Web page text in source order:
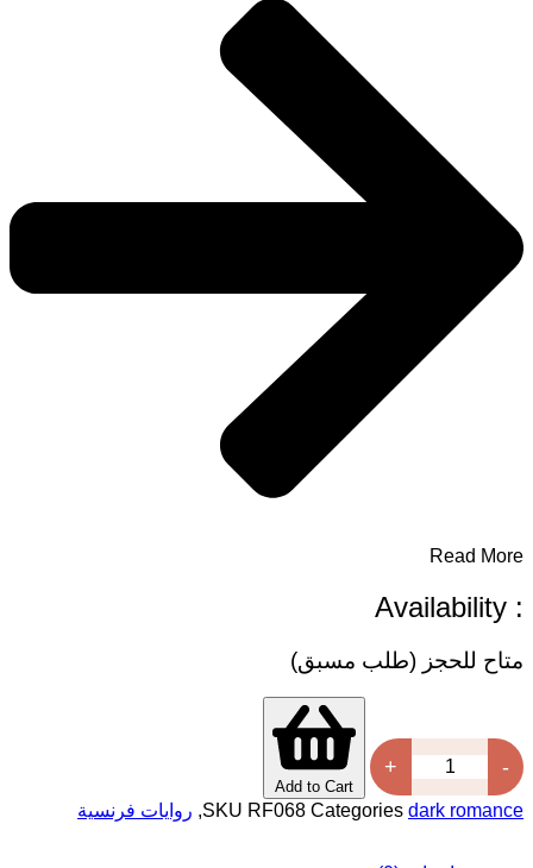
Harper. Qui est cette Harper ? Non
insensible à son charme mais en plus elle
l’apprécier, lui que tout le monde
merveilleuse personnalité ! Quel culot ! Ne
Harper ne ressemble en rien aux filles qu’il
fréquenter. Une taille plus size qu’elle assume
la défendant sur ses réseaux sociaux
positive, des études de journalisme qui la
clairement autre chose à faire qu’aduler un
Hunter. Mais un coup du sort va les
beaucoup de temps ensemble. Hunter y
parfaite de lui montrer pourquoi tout le
sait, peut- être, la faire
(طلب مسبق)
+
SKURF068Categories
,روايات فرنسية